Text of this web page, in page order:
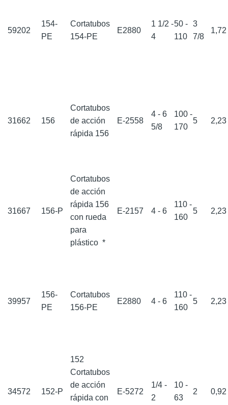
59202
154-
PE
Cortatubos
154-PE
E2880
1 1/2 -
4
50 -
110
3
7/8
1,72
31662 156
Cortatubos
de acción
rápida 156
E-2558
4 - 6
5/8
100 -
170
5 2,23
31667 156-P
Cortatubos
de acción
rápida 156
con rueda
para
plástico *
E-2157 4 - 6
110 -
160
5 2,23
39957
156-
PE
Cortatubos
156-PE
E2880 4 - 6
110 -
160
5 2,23
34572 152-P
152
Cortatubos
de acción
rápida con
E-5272
1/4 -
2
10 -
63
2 0,92